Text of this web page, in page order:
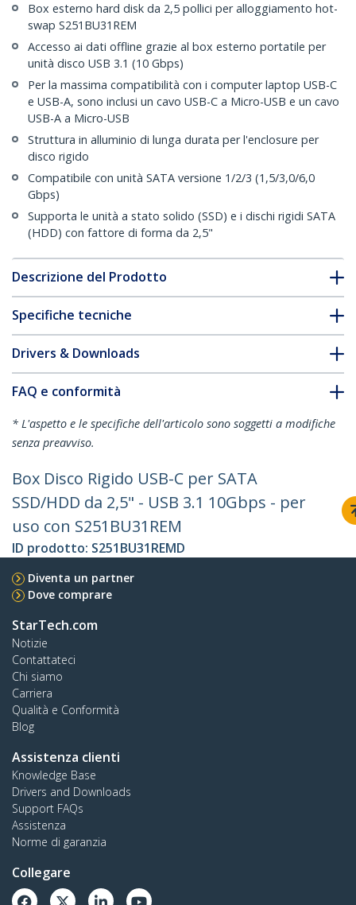
Box esterno hard disk da 2,5 pollici per alloggiamento hot-
swap S251BU31REM
Accesso ai dati offline grazie al box esterno portatile per
unità disco USB 3.1 (10 Gbps)
Per la massima compatibilità con i computer laptop USB-C
e USB-A, sono inclusi un cavo USB-C a Micro-USB e un cavo
USB-A a Micro-USB
Struttura in alluminio di lunga durata per l'enclosure per
disco rigido
Compatibile con unità SATA versione 1/2/3 (1,5/3,0/6,0
Gbps)
Supporta le unità a stato solido (SSD) e i dischi rigidi SATA
(HDD) con fattore di forma da 2,5"
Descrizione del Prodotto
Specifiche tecniche
Drivers & Downloads
FAQ e conformità
* L'aspetto e le specifiche dell'articolo sono soggetti a modifiche
senza preavviso.
Box Disco Rigido USB-C per SATA
SSD/HDD da 2,5" - USB 3.1 10Gbps - per
uso con S251BU31REM
ID prodotto: S251BU31REMD
Diventa un partner
Dove comprare
StarTech.com
Notizie
Contattateci
Chi siamo
Carriera
Qualità e Conformità
Blog
Assistenza clienti
Knowledge Base
Drivers and Downloads
Support FAQs
Assistenza
Norme di garanzia
Collegare